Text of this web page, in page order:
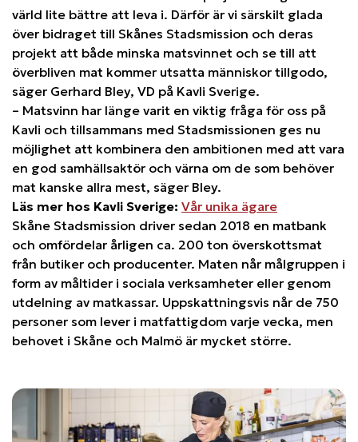
värld lite bättre att leva i. Därför är vi särskilt glada
över bidraget till Skånes Stadsmission och deras
projekt att både minska matsvinnet och se till att
överbliven mat kommer utsatta människor tillgodo,
säger Gerhard Bley, VD på Kavli Sverige.
– Matsvinn har länge varit en viktig fråga för oss på
Kavli och tillsammans med Stadsmissionen ges nu
möjlighet att kombinera den ambitionen med att vara
en god samhällsaktör och värna om de som behöver
mat kanske allra mest, säger Bley.
Läs mer hos Kavli Sverige: Vår unika ägare
Skåne Stadsmission driver sedan 2018 en matbank
och omfördelar årligen ca. 200 ton överskottsmat
från butiker och producenter. Maten når målgruppen i
form av måltider i sociala verksamheter eller genom
utdelning av matkassar. Uppskattningsvis når de 750
personer som lever i matfattigdom varje vecka, men
behovet i Skåne och Malmö är mycket större.